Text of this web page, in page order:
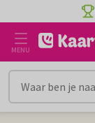
naar
inhoud
MENU